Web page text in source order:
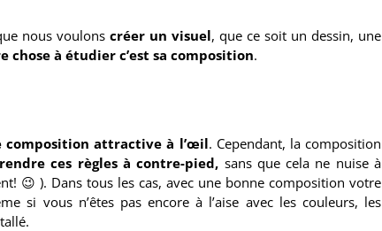
nous voulons créer un visuel, que ce soit un dessin, une
chose à étudier c’est sa composition.
composition attractive à l’œil. Cependant, la composition
ces règles à contre-pied, sans que cela ne nuise à
😉 ). Dans tous les cas, avec une bonne composition votre
si vous n’êtes pas encore à l’aise avec les couleurs, les